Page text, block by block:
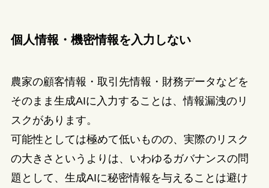
個人情報・機密情報を入力しない
農家の顧客情報・取引先情報・財務データなどを
そのまま生成AIに入力することは、情報漏洩のリ
スクがあります。
可能性としては極めて低いものの、実際のリスク
の大きさというよりは、いわゆるガバナンスの問
題として、生成AIに秘密情報を与えることは避け